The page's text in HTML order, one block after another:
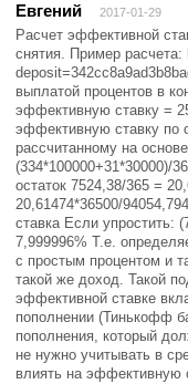
Евгений 2017-01-29
Расчет эффективной
снятия. Пример
выплатой процентов в
эффективную ставку =
эффективную ставку по
рассчитанному на
(334*100000+31*30000)/
остаток 7524,38/365 =
20,61474*36500/
ставка Если упростить:
7,999996% Т.е.
с простым процентом и
такой же доход. Такой
эффективной ставке
пополнении (Тинькофф
пополнения, который
не нужно учитывать в
влиять на эффективную